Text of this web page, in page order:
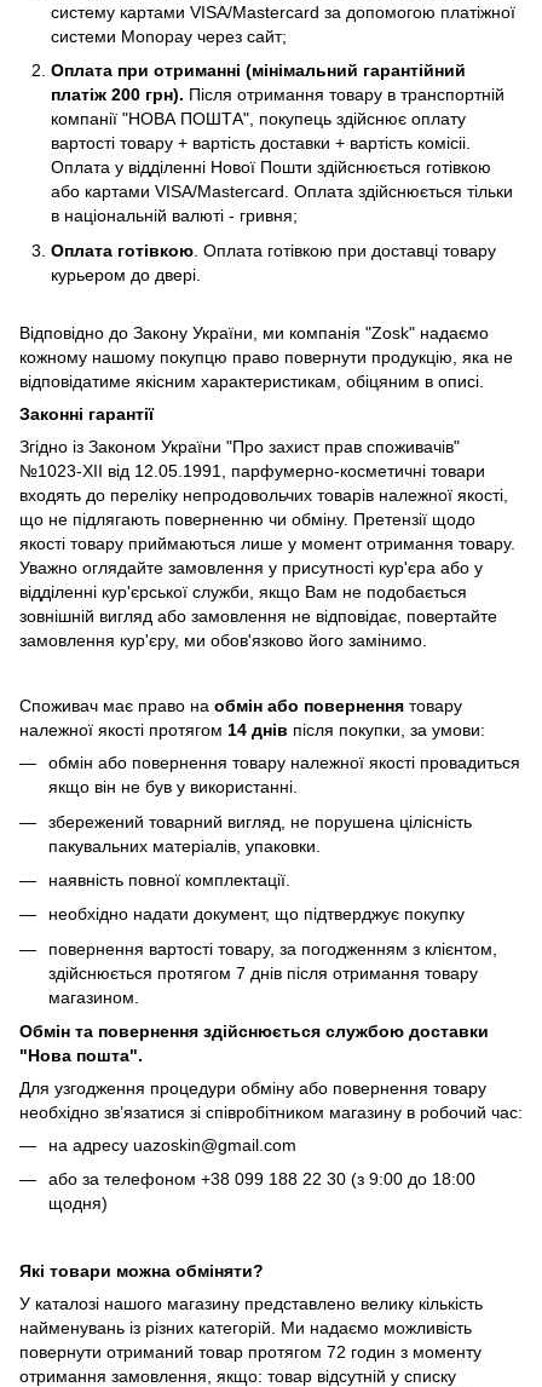
систему картами VISA/Mastercard за допомогою платіжної
системи Monopay через сайт;
Оплата при отриманні (мiнiмальний гарантiйний
платiж 200 грн). Після отримання товару в транспортній
компанії "НОВА ПОШТА", покупець здійснює оплату
вартості товару + вартість доставки + вартість комicii.
Оплата у відділенні Нової Пошти здійснюється готівкою
або картами VISA/Mastercard. Оплата здійснюється тільки
в національній валюті - гривня;
Оплата готівкою . Оплата готівкою при доставці товару
курьером до двері.
Відповідно до Закону України, ми компанія "Zosk" надаємо
кожному нашому покупцю право повернути продукцію, яка не
відповідатиме якісним характеристикам, обіцяним в описі.
Законні гарантії
Згідно із Законом України "Про захист прав споживачів"
№1023-XII від 12.05.1991, парфумерно-косметичні товари
входять до переліку непродовольчих товарів належної якості,
що не підлягають поверненню чи обміну. Претензії щодо
якості товару приймаються лише у момент отримання товару.
Уважно оглядайте замовлення у присутності кур'єра або у
відділенні кур'єрської служби, якщо Вам не подобається
зовнішній вигляд або замовлення не відповідає, повертайте
замовлення кур'єру, ми обов'язково його замінимо.
Споживач має право на обмін або повернення товару
належної якості протягом 14 днів після покупки, за умови:
обмін або повернення товару належної якості провадиться
якщо він не був у використанні.
збережений товарний вигляд, не порушена цілісність
пакувальних матеріалів, упаковки.
наявність повної комплектації.
необхідно надати документ, що підтверджує покупку
повернення вартості товару, за погодженням з клієнтом,
здійснюється протягом 7 днів після отримання товару
магазином.
Обмін та повернення здійснюється службою доставки
"Нова пошта".
Для узгодження процедури обміну або повернення товару
необхідно зв’язатися зі співробітником магазину в робочий час:
на адресу uazoskin@gmail.com
або за телефоном +38 099 188 22 30 (з 9:00 до 18:00
щодня)
Які товари можна обміняти?
У каталозі нашого магазину представлено велику кількість
найменувань із різних категорій. Ми надаємо можливість
повернути отриманий товар протягом 72 годин з моменту
отримання замовлення, якщо: товар відсутній у списку